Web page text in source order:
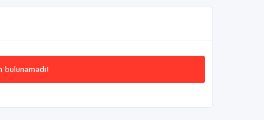
bulunamadı!